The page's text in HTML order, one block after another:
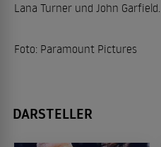
Lana Turner und John Garfield.
Foto: Paramount Pictures
DARSTELLER